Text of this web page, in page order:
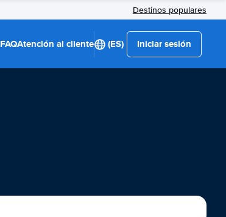
Destinos populares
FAQAtención al cliente (ES) Iniciar sesión